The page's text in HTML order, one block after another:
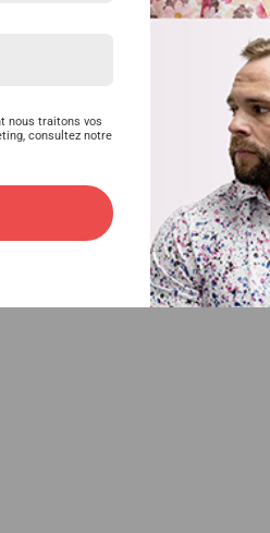
et les UGS de
- Pourquoi vous
nous traitons vos
consultez notre